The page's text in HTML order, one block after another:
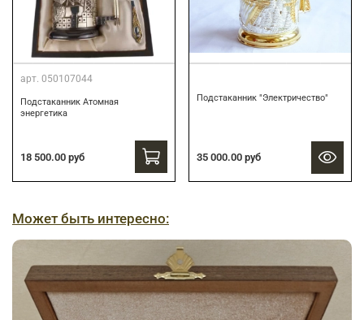
арт. 050107044
Подстаканник Атомная
энергетика
18 500.00 руб
Подстаканник "Электричество"
35 000.00 руб
Может быть интересно: